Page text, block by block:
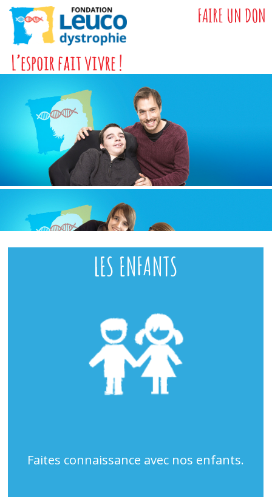
FAIRE UN DON
LES ENFANTS
Faites connaissance avec nos enfants.